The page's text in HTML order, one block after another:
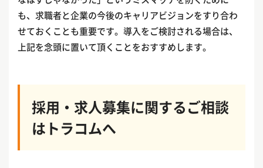
も、求職者と企業の今後のキャリアビジョンをすり合わ
せておくことも重要です。導入をご検討される場合は、
上記を念頭に置いて頂くことをおすすめします。
採用・求人募集に関するご相談
はトラコムへ